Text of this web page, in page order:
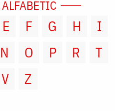
E F G H
I
N O P R
T
V Z